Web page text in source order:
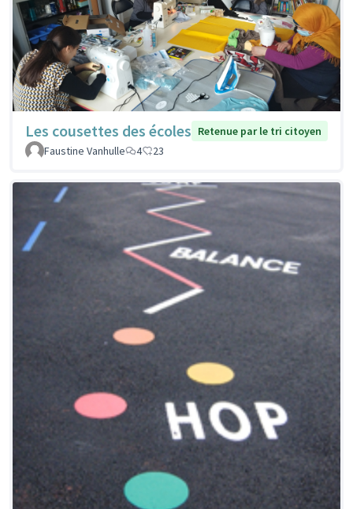
Les cousettes des écoles Retenue par le tri citoyen
Faustine Vanhulle
4 23